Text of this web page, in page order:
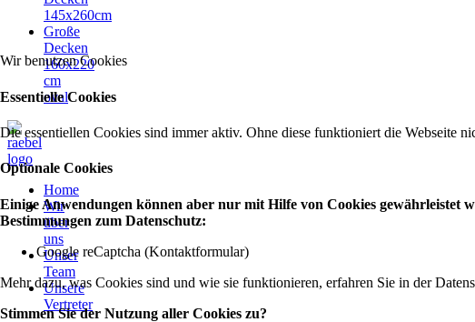
145x260cm
Große
Decken
160x220
cm
oval
Home
Wir
über
uns
Unser
Team
Unsere
Vertreter
Wir benutzen Cookies
Essentielle Cookies
Die essentiellen Cookies sind immer aktiv. Ohne diese funktioniert die Webseite
Optionale Cookies
Einige Anwendungen können aber nur mit Hilfe von Cookies gewährleistet
Bestimmungen zum Datenschutz:
Google reCaptcha (Kontaktformular)
Mehr dazu, was Cookies sind und wie sie funktionieren, erfahren Sie in der
Stimmen Sie der Nutzung aller Cookies zu?